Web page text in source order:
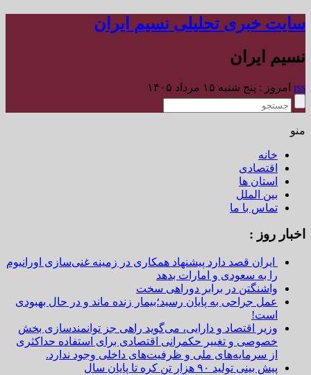
سایت خبری تحلیلی نسیم ایران
نسیم ایران
rss امروز : پنج شنبه ۱۵ مرداد ۱۴۰۵
منو
خانه
اقتصادی
استان ها
بین الملل
تماس با ما
اخبار روز :
ایران قصد دارد پیشنهاد همکاری در زمینه غنی‌سازی اورانیوم
را به سعودی و امارات بدهد
واشنگتن در برابر دوراهی سخت
عمل جراحی به پایان رسید؛بیمار زنده ماند و در حال بهبودی
است!
وزیر اقتصاد و دارایی، می‌گوید راهی جز توانمندسازی بخش
خصوصی و تغییر حکمرانی اقتصادی برای استفاده حداکثری
از سرمایه‌های ملی و ظرفیت‌های داخلی وجود ندارد.
پیش بینی تولید ۹۰ هزار تن کره تا پایان سال